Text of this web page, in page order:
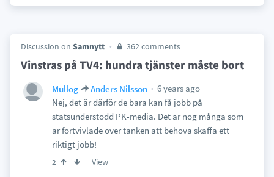
Discussion on Samnytt 362 comments
Vinstras på TV4: hundra tjänster måste bort
Mullog Anders Nilsson
6 years ago
Nej, det är därför de bara kan få jobb på
statsunderstödd PK-media. Det är nog många som
är förtvivlade över tanken att behöva skaffa ett
riktigt jobb!
2 View